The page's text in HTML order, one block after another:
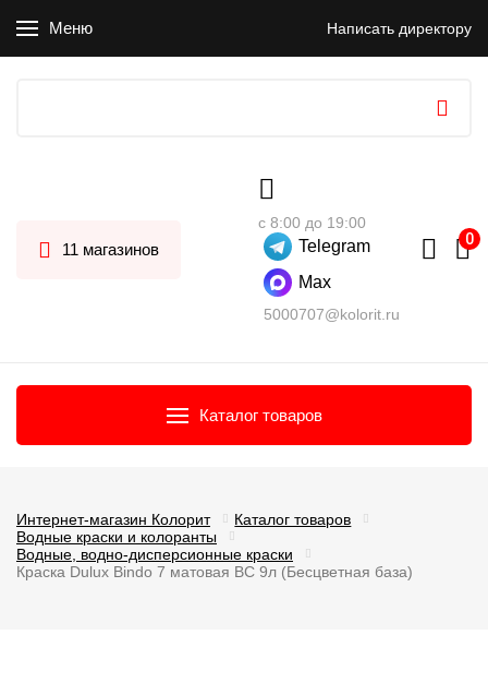
Меню Написать директору
11 магазинов
с 8:00 до 19:00
Telegram
Max
5000707@kolorit.ru
Каталог товаров
Интернет-магазин Колорит
Каталог товаров
Водные краски и колоранты
Водные, водно-дисперсионные краски
Краска Dulux Bindo 7 матовая BC 9л (Бесцветная база)